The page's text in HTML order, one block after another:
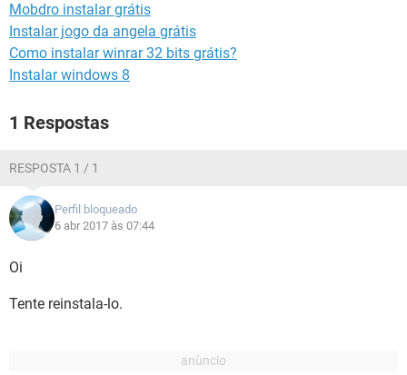
Mobdro instalar grátis
Instalar jogo da angela grátis
Como instalar winrar 32 bits grátis?
Instalar windows 8
1 Respostas
RESPOSTA 1 / 1
Perfil bloqueado
6 abr 2017 às 07:44
Oi
Tente reinstala-lo.